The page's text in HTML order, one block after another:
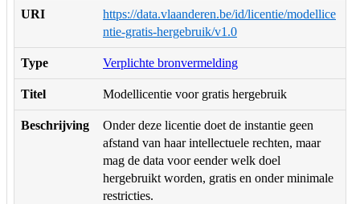
URI
https://data.vlaanderen.be/id/licentie/modellice
ntie-gratis-hergebruik/v1.0
Type Verplichte bronvermelding
Titel Modellicentie voor gratis hergebruik
Beschrijving
Onder deze licentie doet de instantie geen
afstand van haar intellectuele rechten, maar
mag de data voor eender welk doel
hergebruikt worden, gratis en onder minimale
restricties.